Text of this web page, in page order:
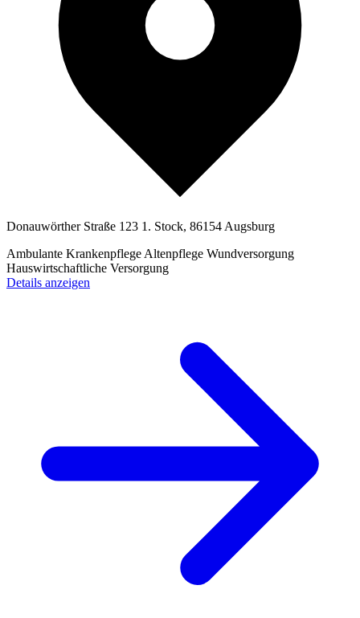
Donauwörther Straße 123 1. Stock, 86154 Augsburg
Ambulante Krankenpflege Altenpflege Wundversorgung
Hauswirtschaftliche Versorgung
Details anzeigen